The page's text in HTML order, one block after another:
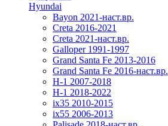
Hyundai
Bayon 2021-наст.вр.
Creta 2016-2021
Creta 2021-наст.вр.
Galloper 1991-1997
Grand Santa Fe 2013-2016
Grand Santa Fe 2016-наст.вр.
H-1 2007-2018
H-1 2018-2022
ix35 2010-2015
ix55 2006-2013